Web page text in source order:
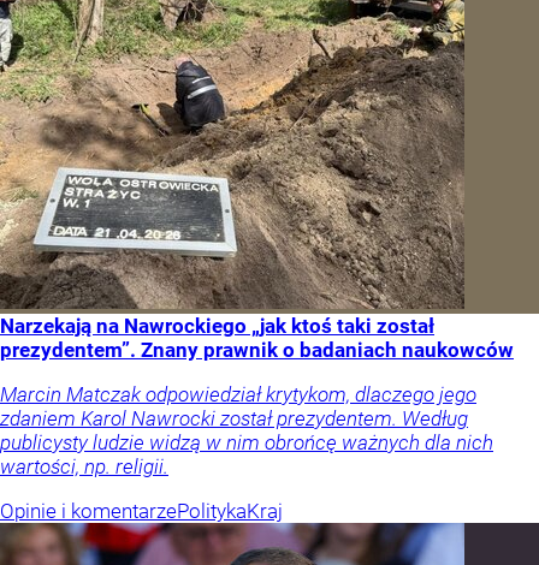
Narzekają na Nawrockiego „jak ktoś taki został
prezydentem”. Znany prawnik o badaniach naukowców
Marcin Matczak odpowiedział krytykom, dlaczego jego
zdaniem Karol Nawrocki został prezydentem. Według
publicysty ludzie widzą w nim obrońcę ważnych dla nich
wartości, np. religii.
Opinie i komentarzePolitykaKraj